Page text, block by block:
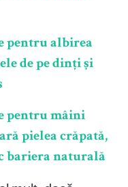
pentru albirea
de pe dinți și
pentru mâini
pielea crăpată,
bariera naturală